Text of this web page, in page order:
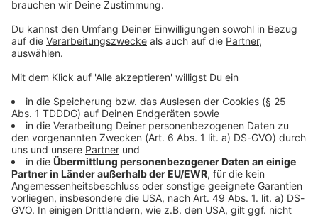
© dpa-infocom, dpa:260614-930-221401/1
Bayern